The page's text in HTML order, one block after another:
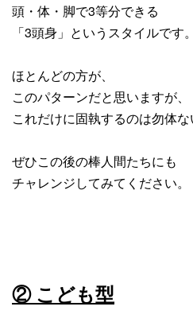
頭・体・脚で3等分できる
「3頭身」というスタイルです。
ほとんどの方が、
このパターンだと思いますが、
これだけに固執するのは勿体
ぜひこの後の棒人間たちにも
チャレンジしてみてください。
② こども型